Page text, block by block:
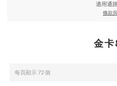
適用通路
條款
金
每頁顯示 72 個